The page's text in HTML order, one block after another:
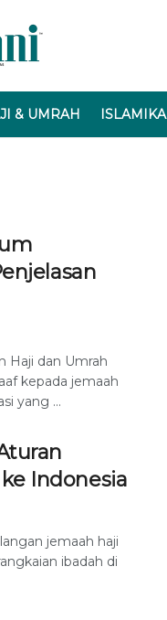
& UMRAH ISLAMIKA
Haji dan Umrah
kepada jemaah
yang ...
Indonesia
jemaah haji
ibadah di